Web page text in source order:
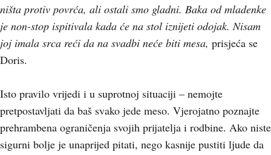
ništa protiv povrća, ali ostali smo gladni. Baka od mladenke
je non-stop ispitivala kada će na stol iznijeti odojak. Nisam
joj imala srca reći da na svadbi neće biti mesa, prisjeća se
Doris.
Isto pravilo vrijedi i u suprotnoj situaciji – nemojte
pretpostavljati da baš svako jede meso. Vjerojatno poznajte
prehrambena ograničenja svojih prijatelja i rodbine. Ako niste
sigurni bolje je unaprijed pitati, nego kasnije pustiti ljude da